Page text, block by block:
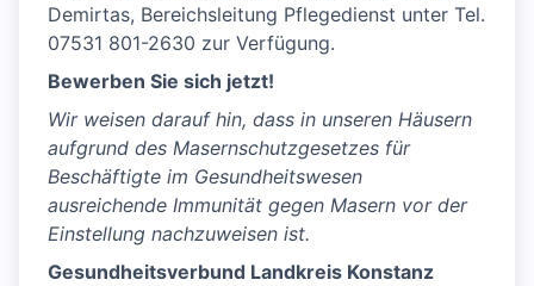
Demirtas, Bereichsleitung Pflegedienst unter Tel.
07531 801-2630 zur Verfügung.
Bewerben Sie sich jetzt!
Wir weisen darauf hin, dass in unseren Häusern
aufgrund des Masernschutzgesetzes für
Beschäftigte im Gesundheitswesen
ausreichende Immunität gegen Masern vor der
Einstellung nachzuweisen ist.
Gesundheitsverbund Landkreis Konstanz